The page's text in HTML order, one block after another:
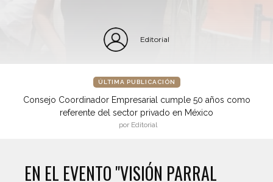
Editorial
ÚLTIMA PUBLICACIÓN
Consejo Coordinador Empresarial cumple 50 años como
referente del sector privado en México
por Editorial
EN EL EVENTO "VISIÓN PARRAL